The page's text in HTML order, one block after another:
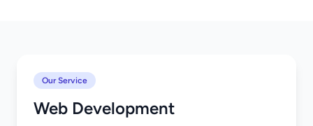
Our Service
Web Development